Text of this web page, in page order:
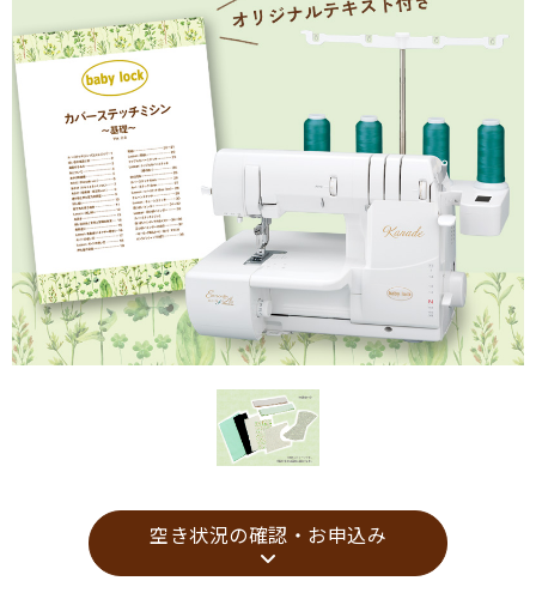
空き状況の確認・お申込み